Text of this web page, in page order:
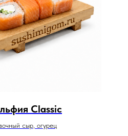
Classic
сыр, огурец